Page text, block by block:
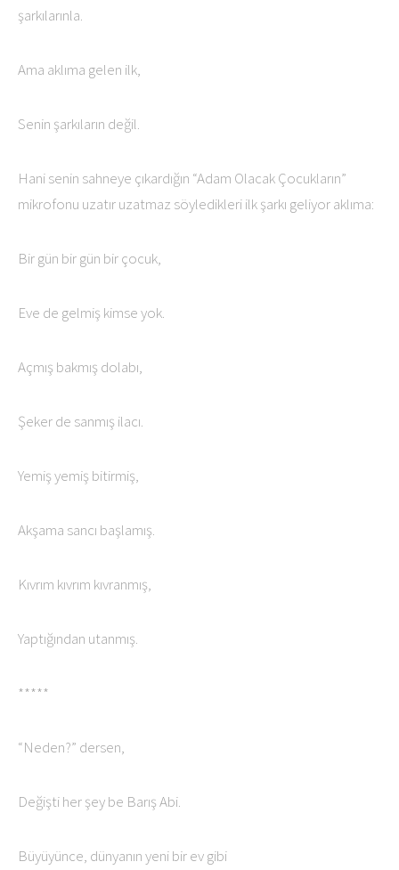
şarkılarınla.
Ama aklıma gelen ilk,
Senin şarkıların değil.
Hani senin sahneye çıkardığın “Adam Olacak Çocukların”
mikrofonu uzatır uzatmaz söyledikleri ilk şarkı geliyor aklıma:
Bir gün bir gün bir çocuk,
Eve de gelmiş kimse yok.
Açmış bakmış dolabı,
Şeker de sanmış ilacı.
Yemiş yemiş bitirmiş,
Akşama sancı başlamış.
Kıvrım kıvrım kıvranmış,
Yaptığından utanmış.
*****
“Neden?” dersen,
Değişti her şey be Barış Abi.
Büyüyünce, dünyanın yeni bir ev gibi